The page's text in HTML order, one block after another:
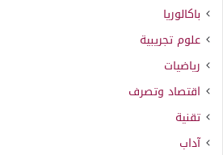
باكالوريا
علوم تجريبية
رياضيات
اقتصاد وتصرف
تقنية
آداب